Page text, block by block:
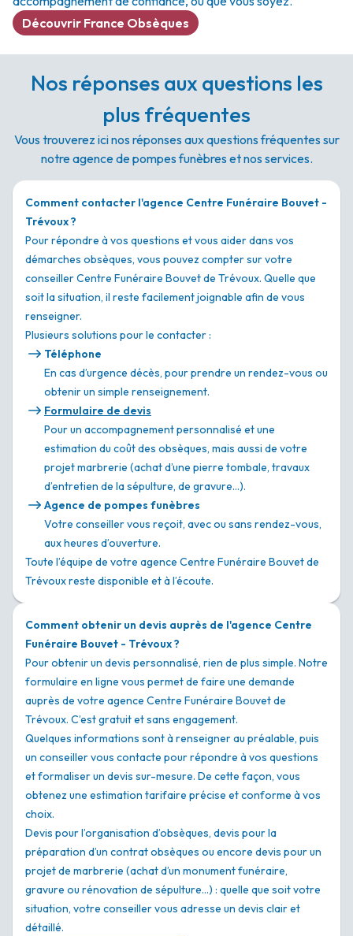
Découvrir France Obsèques
Nos réponses aux questions les
plus fréquentes
Vous trouverez ici nos réponses aux questions fréquentes sur
notre agence de pompes funèbres et nos services.
Comment contacter l'agence Centre Funéraire Bouvet -
Trévoux ?
Pour répondre à vos questions et vous aider dans vos
démarches obsèques, vous pouvez compter sur votre
conseiller Centre Funéraire Bouvet de Trévoux. Quelle que
soit la situation, il reste facilement joignable afin de vous
renseigner.
Plusieurs solutions pour le contacter :
Téléphone
En cas d’urgence décès, pour prendre un rendez-vous ou
obtenir un simple renseignement.
Formulaire de devis
Pour un accompagnement personnalisé et une
estimation du coût des obsèques, mais aussi de votre
projet marbrerie (achat d’une pierre tombale, travaux
d’entretien de la sépulture, de gravure…).
Agence de pompes funèbres
Votre conseiller vous reçoit, avec ou sans rendez-vous,
aux heures d’ouverture.
Toute l’équipe de votre agence Centre Funéraire Bouvet de
Trévoux reste disponible et à l’écoute.
Comment obtenir un devis auprès de l'agence Centre
Funéraire Bouvet - Trévoux ?
Pour obtenir un devis personnalisé, rien de plus simple. Notre
formulaire en ligne vous permet de faire une demande
auprès de votre agence Centre Funéraire Bouvet de
Trévoux. C’est gratuit et sans engagement.
Quelques informations sont à renseigner au préalable, puis
un conseiller vous contacte pour répondre à vos questions
et formaliser un devis sur-mesure. De cette façon, vous
obtenez une estimation tarifaire précise et conforme à vos
choix.
Devis pour l’organisation d’obsèques, devis pour la
préparation d’un contrat obsèques ou encore devis pour un
projet de marbrerie (achat d’un monument funéraire,
gravure ou rénovation de sépulture…) : quelle que soit votre
situation, votre conseiller vous adresse un devis clair et
détaillé.